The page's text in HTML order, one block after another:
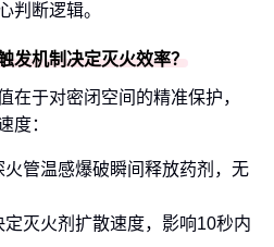
判断逻辑。
发机制决定灭火效率？
在于对密闭空间的精准保护，
度：
管温感爆破瞬间释放药剂，无
灭火剂扩散速度，影响10秒内